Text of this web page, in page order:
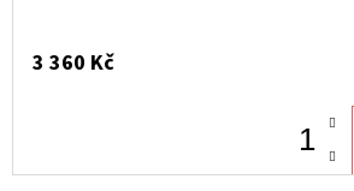
3 360 Kč